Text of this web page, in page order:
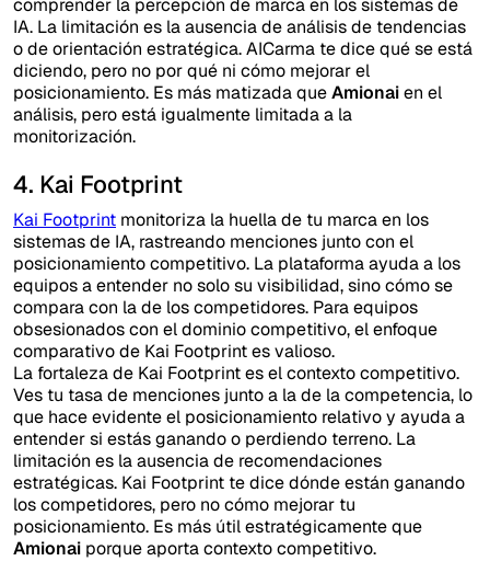
IA. La limitación es la ausencia de análisis de tendencias
o de orientación estratégica. AICarma te dice qué se está
diciendo, pero no por qué ni cómo mejorar el
posicionamiento. Es más matizada queAmionaien el
análisis, pero está igualmente limitada a la
monitorización.
4. Kai Footprint
Kai Footprint monitoriza la huella de tu marca en los
sistemas de IA, rastreando menciones junto con el
posicionamiento competitivo. La plataforma ayuda a los
equipos a entender no solo su visibilidad, sino cómo se
compara con la de los competidores. Para equipos
obsesionados con el dominio competitivo, el enfoque
comparativo de Kai Footprint es valioso.
La fortaleza de Kai Footprint es el contexto competitivo.
Ves tu tasa de menciones junto a la de la competencia, lo
que hace evidente el posicionamiento relativo y ayuda a
entender si estás ganando o perdiendo terreno. La
limitación es la ausencia de recomendaciones
estratégicas. Kai Footprint te dice dónde están ganando
los competidores, pero no cómo mejorar tu
posicionamiento. Es más útil estratégicamente que
Amionai porque aporta contexto competitivo.